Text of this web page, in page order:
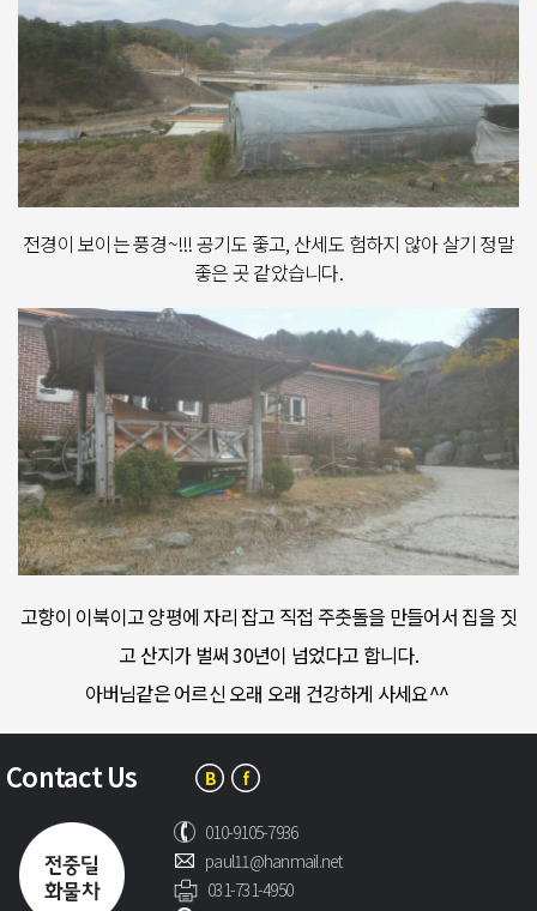
전경이 보이는 풍경~!!! 공기도 좋고, 산세도 험하지 않아 살기 정말
좋은 곳 같았습니다.
고향이 이북이고 양평에 자리 잡고 직접 주춧돌을 만들어서 집을 짓
고 산지가 벌써 30년이 넘었다고 합니다.
아버님같은 어르신 오래 오래 건강하게 사세요^^
Contact Us
010-9105-7936
paul11@hanmail.net
031-731-4950